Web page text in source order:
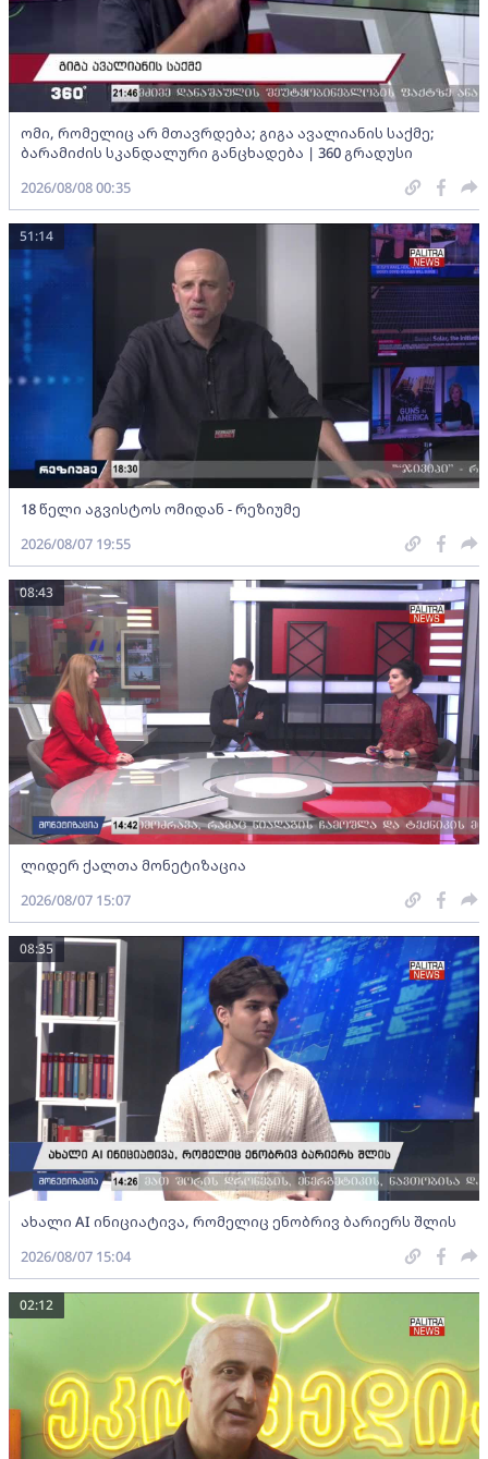
ომი, რომელიც არ მთავრდება; გიგა ავალიანის საქმე;
ბარამიძის სკანდალური განცხადება | 360 გრადუსი
2026/08/08 00:35
18 წელი აგვისტოს ომიდან - რეზიუმე
51:14
2026/08/07 19:55
ლიდერ ქალთა მონეტიზაცია
08:43
2026/08/07 15:07
ახალი AI ინიციატივა, რომელიც ენობრივ ბარიერს შლის
08:35
2026/08/07 15:04
02:12